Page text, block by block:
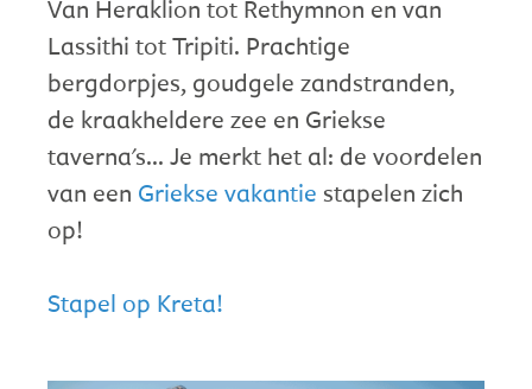
Van Heraklion tot Rethymnon en van
Lassithi tot Tripiti. Prachtige
bergdorpjes, goudgele zandstranden,
de kraakheldere zee en Griekse
taverna's... Je merkt het al: de voordelen
van een Griekse vakantie stapelen zich
op!
Stapel op Kreta!